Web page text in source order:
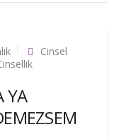
Cinsel
YA